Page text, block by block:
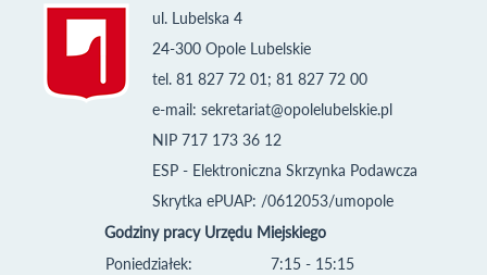
ul. Lubelska 4
24-300 Opole Lubelskie
tel. 81 827 72 01; 81 827 72 00
e-mail: sekretariat@opolelubelskie.pl
NIP 717 173 36 12
ESP - Elektroniczna Skrzynka Podawcza
Skrytka ePUAP: /0612053/umopole
Godziny pracy Urzędu Miejskiego
Poniedziałek:
7:15 - 15:15